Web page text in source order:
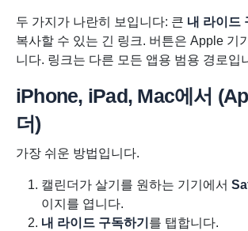
두 가지가 나란히 보입니다: 큰 내 라이드
복사할 수 있는 긴 링크. 버튼은 Apple 기
니다. 링크는 다른 모든 앱용 범용 경로입
iPhone, iPad, Mac에서
더)
가장 쉬운 방법입니다.
캘린더가 살기를 원하는 기기에서
이지를 엽니다.
내 라이드 구독하기 를 탭합니다.